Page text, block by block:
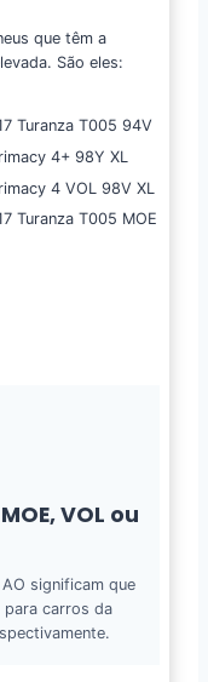
que têm a
São eles:
Turanza T005 94V
4+ 98Y XL
4 VOL 98V XL
Turanza T005 MOE
VOL ou
significam que
carros da